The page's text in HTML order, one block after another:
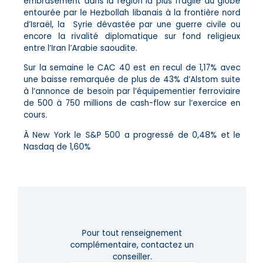
entourée par le Hezbollah libanais à la frontière nord
d’Israël, la Syrie dévastée par une guerre civile ou
encore la rivalité diplomatique sur fond religieux
entre l’Iran l’Arabie saoudite.
Sur la semaine le CAC 40 est en recul de 1,17% avec
une baisse remarquée de plus de 43% d’Alstom suite
à l’annonce de besoin par l’équipementier ferroviaire
de 500 à 750 millions de cash-flow sur l’exercice en
cours.
À New York le S&P 500 a progressé de 0,48% et le
Nasdaq de 1,60%
Pour tout renseignement
complémentaire, contactez un
conseiller.